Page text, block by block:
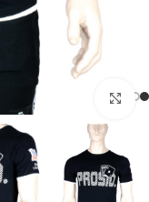
بزرگنمایی تصویر